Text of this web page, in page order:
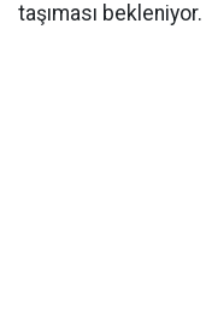
taşıması bekleniyor.